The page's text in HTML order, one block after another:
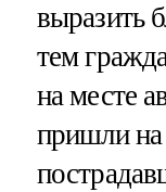
выразить
тем
на месте
пришли